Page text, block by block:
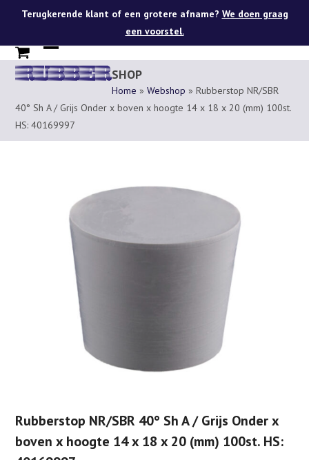
content
Terugkerende klant of een grotere afname? We doen graag
een voorstel.
Open
mobile
Close
mobile
SHOP
Home »Webshop »Rubberstop NR/SBR
40° Sh A / Grijs Onder x boven x hoogte 14 x 18 x 20 (mm) 100st.
HS: 40169997
Rubberstop NR/SBR 40° Sh A / Grijs Onder x
boven x hoogte 14 x 18 x 20 (mm) 100st. HS: